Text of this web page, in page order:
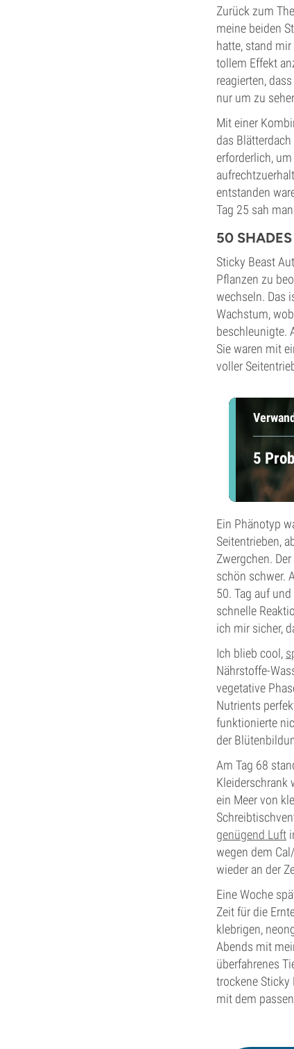
Zurück zum
meine beiden
hatte, stand
tollem Effekt
reagierten,
nur um zu
Mit einer
das
erforderlich,
entstanden
Tag 25 sah
50
Sticky Beast
Pflanzen zu
wechseln. Das
Wachstum,
beschleunigte.
Sie waren mit
voller
5
Ein Phänotyp
Seitentrieben,
Zwergchen.
schön schwer.
50. Tag auf
schnelle
ich mir sicher,
Ich blieb cool,
Nährstoffe-
vegetative
Nutrients
funktionierte
der
Am Tag 68
Kleiderschrank
ein Meer von
genügend Luft
wegen dem
wieder an der
Eine Woche
Zeit für die
klebrigen,
Abends mit
überfahrenes
trockene Sticky
mit dem